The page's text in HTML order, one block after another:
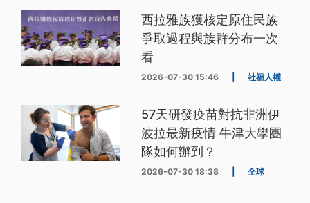
西拉雅族獲核定原住民族
爭取過程與族群分布一次
看
2026-07-30 15:46 社福人權
57天研發疫苗對抗非洲伊
波拉最新疫情 牛津大學團
隊如何辦到？
2026-07-30 18:38 全球